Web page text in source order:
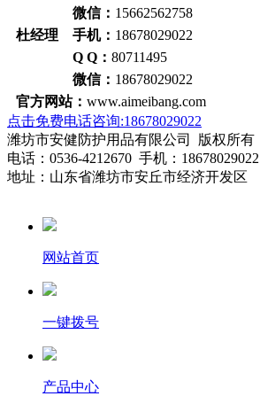
微信： 15662562758
杜经理 手机： 18678029022
Q Q： 80711495
微信： 18678029022
官方网站： www.aimeibang.com
点击免费电话咨询:18678029022
潍坊市安健防护用品有限公司 版权所有
电话：0536-4212670 手机：18678029022
地址：山东省潍坊市安丘市经济开发区
网站首页
一键拨号
产品中心